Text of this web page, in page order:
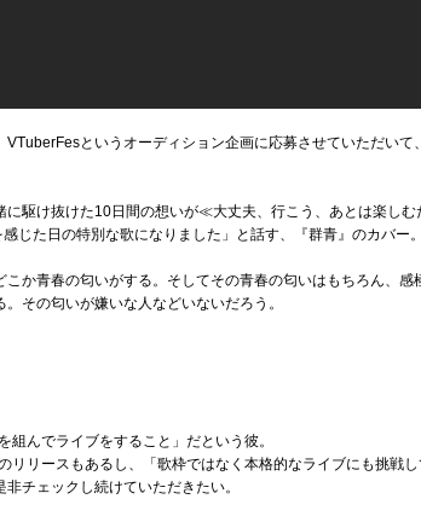
VTuberFesというオーディション企画に応募させていただい
に駆け抜けた10日間の想いが≪大丈夫、行こう、あとは楽し
じた日の特別な歌になりました」と話す、『群青』のカバー。
か青春の匂いがする。そしてその青春の匂いはもちろん、
その匂いが嫌いな人などいないだろう。
んでライブをすること」だという彼。
リースもあるし、「歌枠ではなく本格的なライブにも挑戦し
チェックし続けていただきたい。